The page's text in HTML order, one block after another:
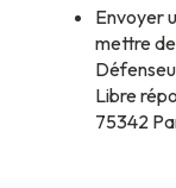
Envoyer
mettre
Libre
75342